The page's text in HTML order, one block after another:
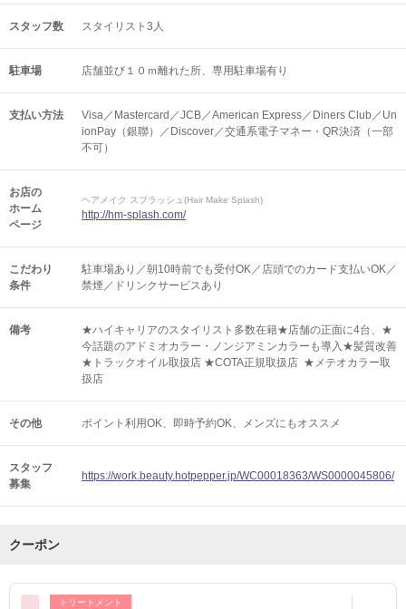
スタッフ数 スタイリスト3人
駐車場 店舗並び１０ｍ離れた所、専用駐車場有り
支払い方法
Visa／Mastercard／JCB／American Express／Diners Club／Un
ionPay（銀聯）／Discover／交通系電子マネー・QR決済（一部
不可）
お店の
ホーム
ページ
ヘアメイク スプラッシュ(Hair Make Splash)
http://hm-splash.com/
こだわり
条件
駐車場あり／朝10時前でも受付OK／店頭でのカード支払いOK／
禁煙／ドリンクサービスあり
備考
★ハイキャリアのスタイリスト多数在籍★店舗の正面に4台、★
今話題のアドミオカラー・ノンジアミンカラーも導入★髪質改善
★トラックオイル取扱店 ★COTA正規取扱店 ★メテオカラー取
扱店
その他 ポイント利用OK 即時予約OK メンズにもオススメ
スタッフ
募集
https://work.beauty.hotpepper.jp/WC00018363/WS0000045806/
クーポン
トリートメント